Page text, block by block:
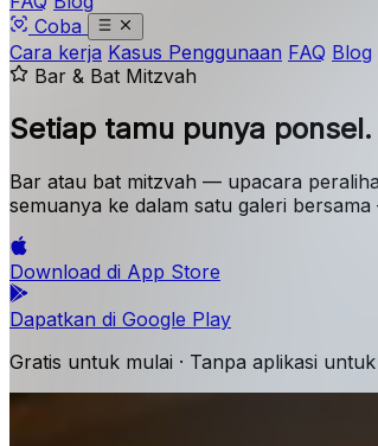
Coba
Cara kerja Kasus Penggunaan FAQ Blog
Bar & Bat Mitzvah
Setiap tamu punya ponsel.
Bar atau bat mitzvah — upacara
semuanya ke dalam satu galeri
Download di App Store
Dapatkan di Google Play
Gratis untuk mulai · Tanpa aplikasi